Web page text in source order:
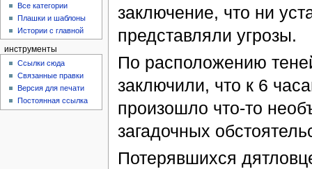
заключение, что ни
представляли угрозы.
По расположению
заключили, что к 6
произошло что-то
загадочных
Потерявшихся
Все категории
Плашки и шаблоны
Истории с главной
инструменты
Ссылки сюда
Связанные правки
Версия для печати
Постоянная ссылка